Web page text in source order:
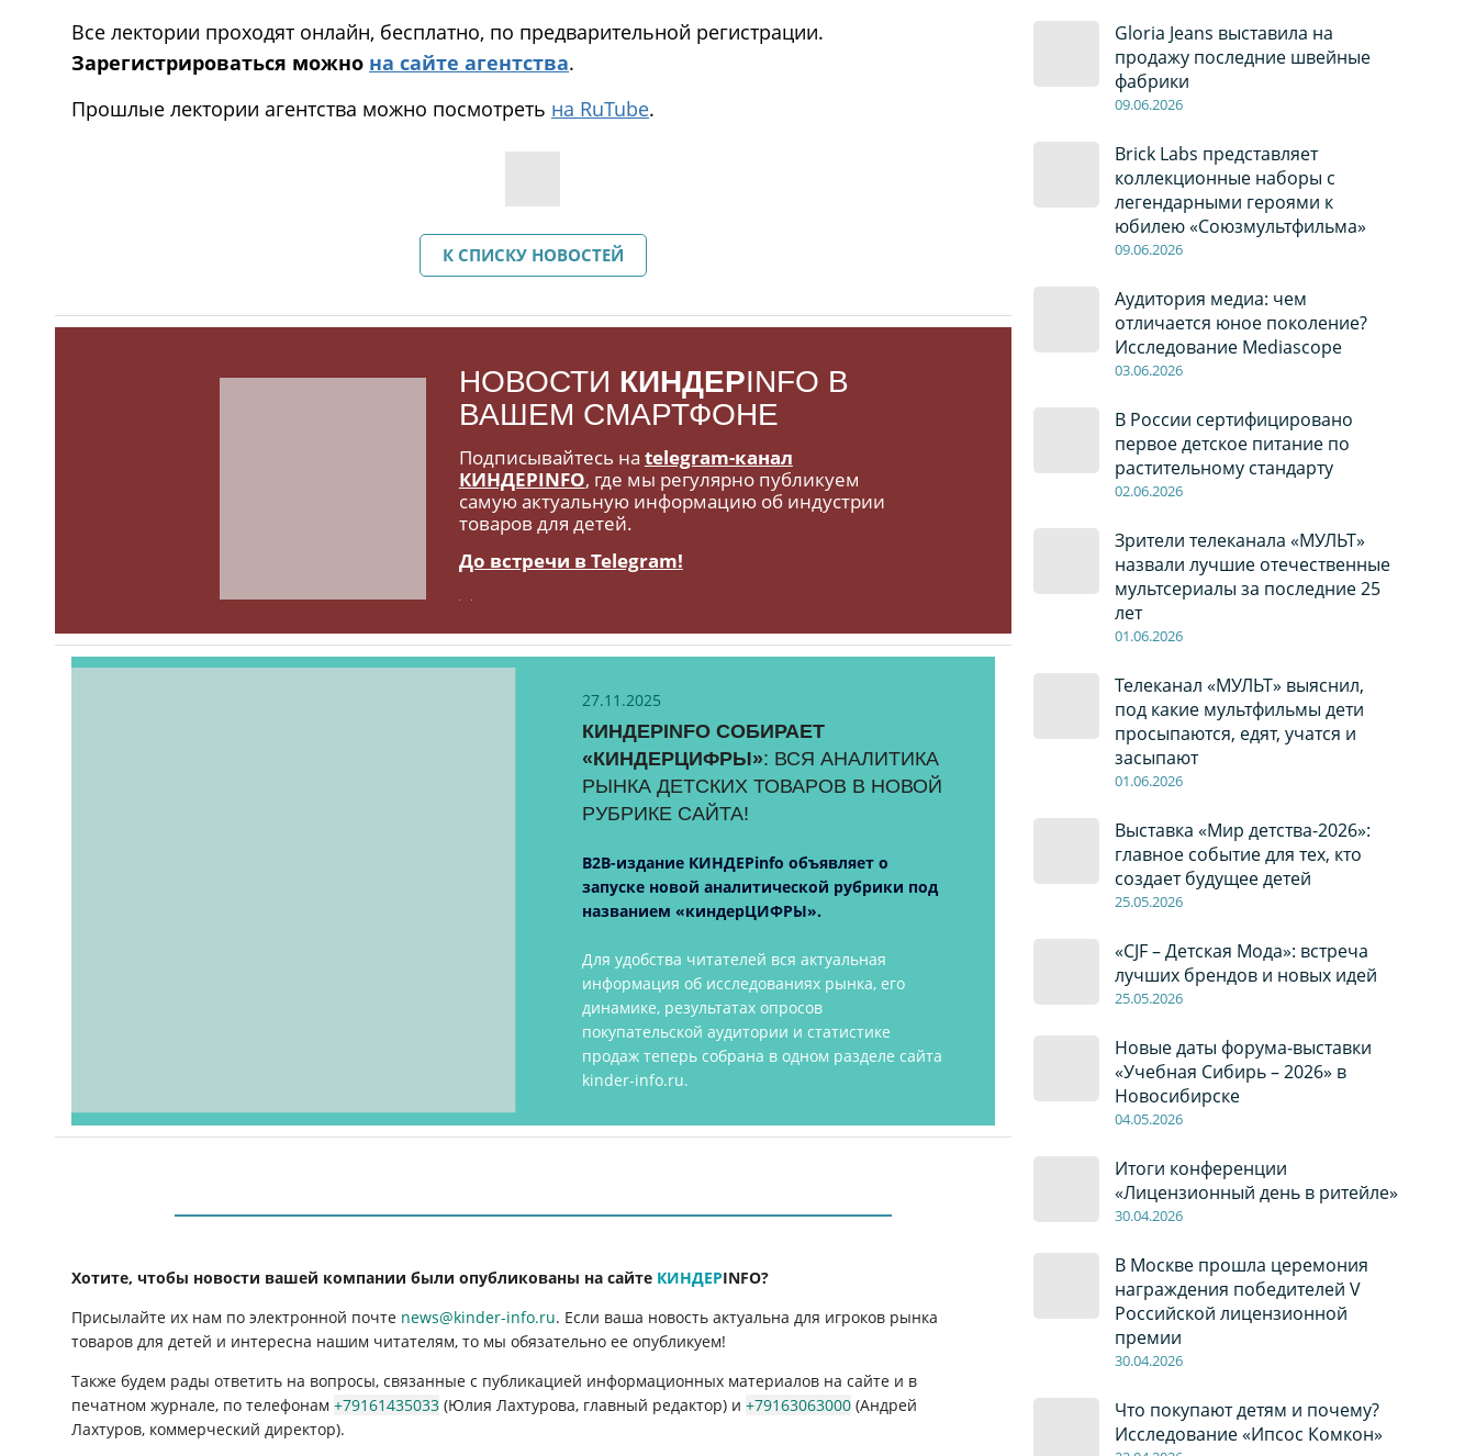
Gloria Jeans выставила на
продажу последние швейные
фабрики
09.06.2026
Brick Labs представляет
коллекционные наборы с
легендарными героями к
юбилею «Союзмультфильма»
09.06.2026
Аудитория медиа: чем
отличается юное поколение?
Исследование Mediascope
03.06.2026
В России сертифицировано
первое детское питание по
растительному стандарту
02.06.2026
Зрители телеканала «МУЛЬТ»
назвали лучшие отечественные
мультсериалы за последние 25
лет
01.06.2026
Телеканал «МУЛЬТ» выяснил,
под какие мультфильмы дети
просыпаются, едят, учатся и
засыпают
01.06.2026
Выставка «Мир детства-2026»:
главное событие для тех, кто
создает будущее детей
25.05.2026
«CJF – Детская Мода»: встреча
лучших брендов и новых идей
25.05.2026
Новые даты форума-выставки
«Учебная Сибирь – 2026» в
Новосибирске
04.05.2026
Итоги конференции
«Лицензионный день в ритейле»
30.04.2026
В Москве прошла церемония
награждения победителей V
Российской лицензионной
премии
30.04.2026
Что покупают детям и почему?
Исследование «Ипсос Комкон»
Все лектории проходят онлайн, бесплатно, по предварительной регистрации.
Зарегистрироваться можно на сайте агентства.
Прошлые лектории агентства можно посмотреть на RuTube.
К СПИСКУ НОВОСТЕЙ
НОВОСТИ КИНДЕРINFO В
ВАШЕМ СМАРТФОНЕ
Подписывайтесь на telegram-канал
КИНДЕРINFO, где мы регулярно публикуем
самую актуальную информацию об индустрии
товаров для детей.
До встречи в Telegram!
27.11.2025
КИНДЕРINFO СОБИРАЕТ
«КИНДЕРЦИФРЫ»: ВСЯ АНАЛИТИКА
РЫНКА ДЕТСКИХ ТОВАРОВ В НОВОЙ
РУБРИКЕ САЙТА!
B2B-издание КИНДЕРinfo объявляет о
запуске новой аналитической рубрики под
названием «киндерЦИФРЫ».
Для удобства читателей вся актуальная
информация об исследованиях рынка, его
динамике, результатах опросов
покупательской аудитории и статистике
продаж теперь собрана в одном разделе сайта
kinder-info.ru.
Хотите, чтобы новости вашей компании были опубликованы на сайте КИНДЕРINFO?
Присылайте их нам по электронной почте news@kinder-info.ru. Если ваша новость актуальна для игроков рынка
товаров для детей и интересна нашим читателям, то мы обязательно ее опубликуем!
Также будем рады ответить на вопросы, связанные с публикацией информационных материалов на сайте и в
печатном журнале, по телефонам+79161435033 (Юлия Лахтурова, главный редактор) и+79163063000 (Андрей
Лахтуров, коммерческий директор).